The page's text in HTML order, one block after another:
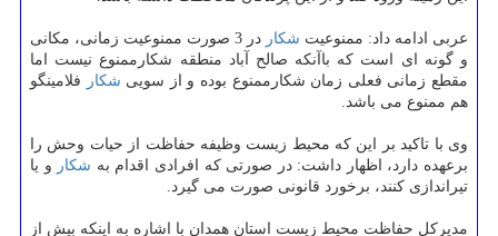
عربی ادامه داد: ممنوعیت شكار
در 3 صورت ممنوعیت زمانی، مكانی
و گونه ای است كه باآنكه صالح آباد منطقه شكارممنوع نیست اما
مقطع زمانی فعلی زمان شكارممنوع بوده و از سویی شكار
فلامینگو
هم ممنوع می باشد.
وی با تاكید بر این كه محیط زیست وظیفه حفاظت از حیات وحش را
برعهده دارد، اظهار داشت: در صورتی كه افرادی اقدام به شكار و یا
تیراندازی كنند، برخورد قانونی صورت می گیرد.
مدیركل حفاظت محیط زیست استان همدان با اشاره به اینكه بیش از